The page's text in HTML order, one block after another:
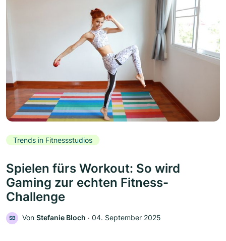
Trends in Fitnessstudios
Spielen fürs Workout: So wird
Gaming zur echten Fitness-
Challenge
SB Von Stefanie Bloch ‧ 04. September 2025